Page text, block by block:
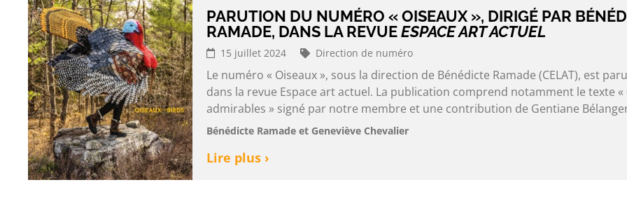
PARUTION DU NUMÉRO « OISEAUX », DIRIGÉ PAR
RAMADE, DANS LA REVUEESPACE ART ACTUEL
15 juillet 2024 Direction de numéro
Le numéro « Oiseaux », sous la direction de Bénédicte Ramade (CELAT), est
dans la revue Espace art actuel. La publication comprend notamment le texte «
admirables » signé par notre membre et une contribution de Gentiane
Bénédicte Ramade et Geneviève Chevalier
Lire plus ›